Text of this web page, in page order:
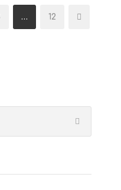
… 12